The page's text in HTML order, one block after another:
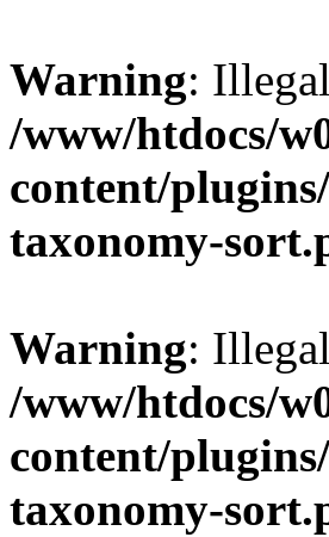
Warning:
/www/htdocs/
content/
taxonomy-
Warning:
/www/htdocs/
content/
taxonomy-